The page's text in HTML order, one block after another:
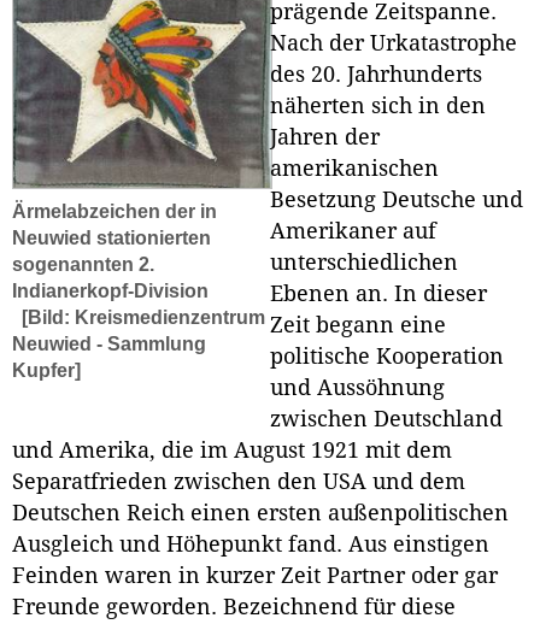
Ärmelabzeichen der in
Neuwied stationierten
sogenannten 2.
Indianerkopf-Division
[Bild: Kreismedienzentrum
Neuwied - Sammlung
Kupfer]
prägende Zeitspanne.
Nach der Urkatastrophe
des 20. Jahrhunderts
näherten sich in den
Jahren der
amerikanischen
Besetzung Deutsche und
Amerikaner auf
unterschiedlichen
Ebenen an. In dieser
Zeit begann eine
politische Kooperation
und Aussöhnung
zwischen Deutschland
und Amerika, die im August 1921 mit dem
Separatfrieden zwischen den USA und dem
Deutschen Reich einen ersten außenpolitischen
Ausgleich und Höhepunkt fand. Aus einstigen
Feinden waren in kurzer Zeit Partner oder gar
Freunde geworden. Bezeichnend für diese